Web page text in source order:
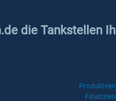
die Tankstellen